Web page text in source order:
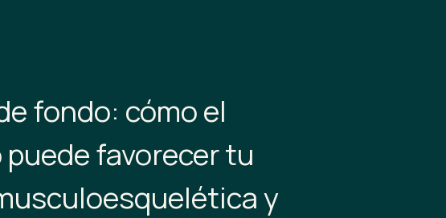
fondo: cómo el
favorecer tu
y